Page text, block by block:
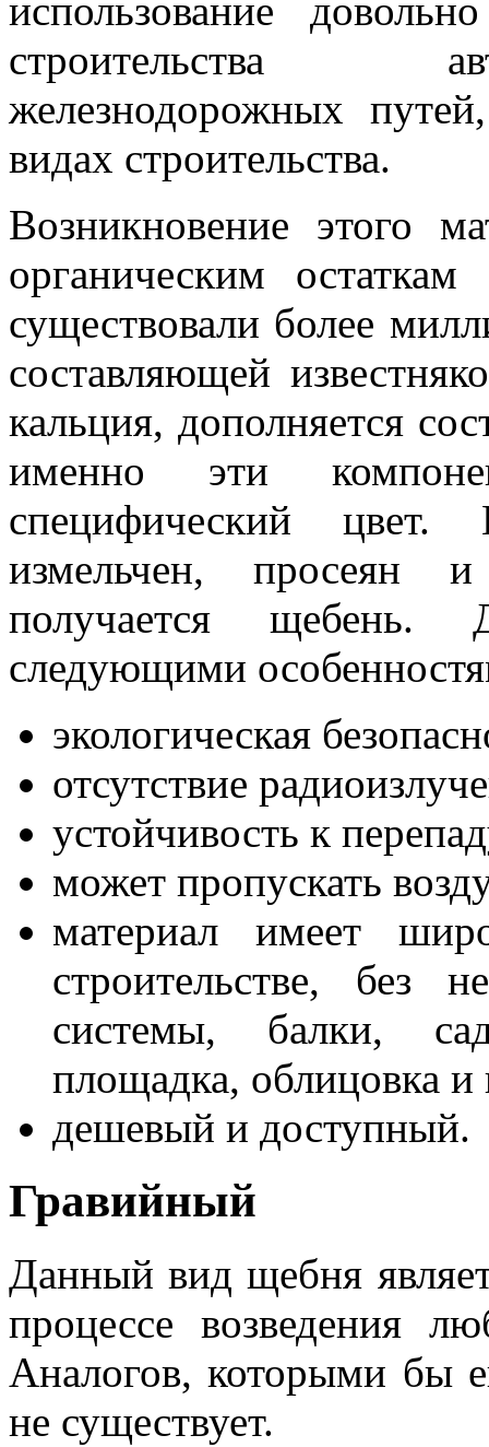
использование
строительства
железнодорожных
видах строительства.
Возникновение этого
органическим
существовали более
составляющей
кальция, дополняется
именно эти
специфический
измельчен, просеян
получается щебень.
следующими
экологическая
отсутствие
устойчивость к
может пропускать
материал имеет
строительстве, без
системы, балки,
площадка, облицовка
дешевый и доступный.
Гравийный
Данный вид щебня
процессе возведения
Аналогов, которыми бы
не существует.